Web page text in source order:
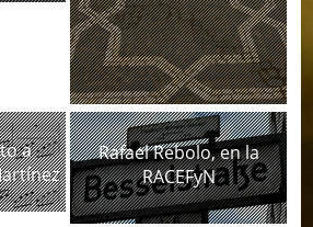
a
Rafael Rebolo, en la
RACEFyN